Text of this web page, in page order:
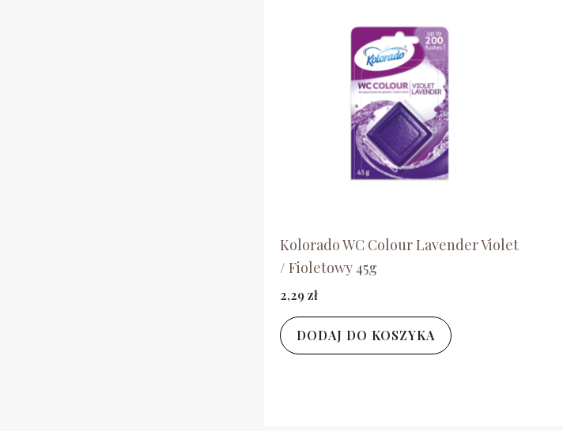
Kolorado WC Colour Lavender Violet
/ Fioletowy 45g
2,29zł
DODAJ DO KOSZYKA